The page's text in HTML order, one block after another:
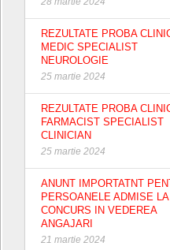
REZULTATE PROBA
MEDIC SPECIALIST
NEUROLOGIE
25 martie 2024
REZULTATE PROBA
FARMACIST SPECIALIST
CLINICIAN
25 martie 2024
ANUNT IMPORTATNT
PERSOANELE ADMISE LA
CONCURS IN VEDEREA
ANGAJARI
21 martie 2024